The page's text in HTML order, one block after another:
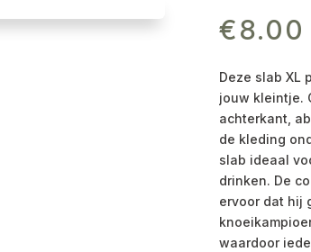
€8.00
Deze slab XL
jouw kleintje.
achterkant,
de kleding
slab ideaal
drinken. De
ervoor dat hij
waardoor